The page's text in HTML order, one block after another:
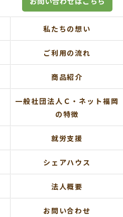
私たちの想い
ご利用の流れ
商品紹介
一般社団法人Ｃ・ネット福岡
の特徴
就労支援
シェアハウス
法人概要
お問い合わせ